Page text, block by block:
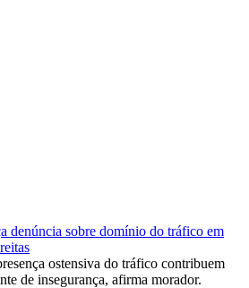
denúncia sobre domínio do tráfico em
ostensiva do tráfico contribuem
de insegurança, afirma morador.